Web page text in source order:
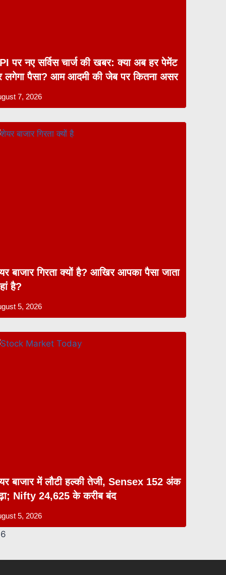
पर नए सर्विस चार्ज की खबर: क्या अब हर पेमेंट
लगेगा पैसा? आम आदमी की जेब पर कितना असर
7, 2026
बाजार गिरता क्यों है? आखिर आपका पैसा जाता
है?
5, 2026
बाजार में लौटी हल्की तेजी, Sensex 152 अंक
Nifty 24,625 के करीब बंद
5, 2026